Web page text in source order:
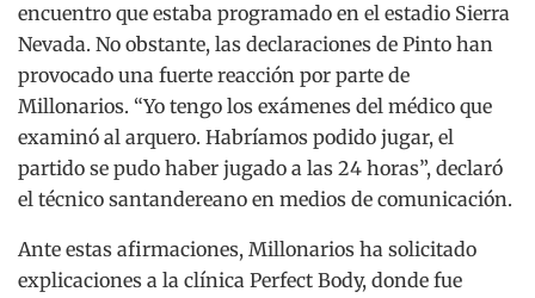
encuentro que estaba programado en el estadio Sierra
Nevada. No obstante, las declaraciones de Pinto han
provocado una fuerte reacción por parte de
Millonarios. “Yo tengo los exámenes del médico que
examinó al arquero. Habríamos podido jugar, el
partido se pudo haber jugado a las 24 horas”, declaró
el técnico santandereano en medios de comunicación.
Ante estas afirmaciones, Millonarios ha solicitado
explicaciones a la clínica Perfect Body, donde fue